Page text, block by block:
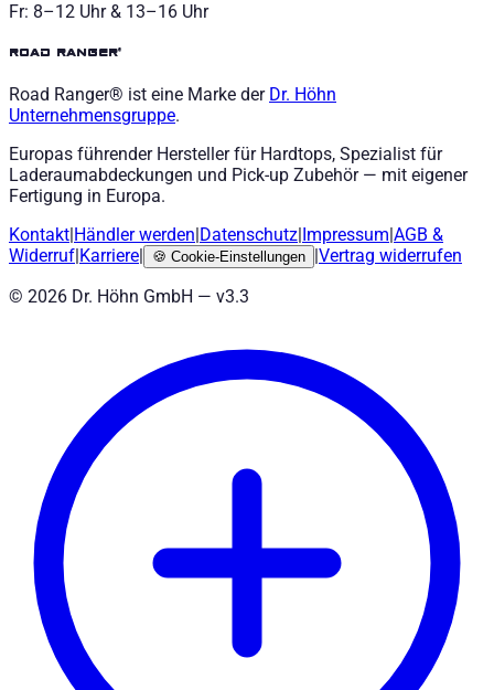
Fr: 8–12 Uhr & 13–16 Uhr
road ranger®
Road Ranger® ist eine Marke der Dr. Höhn
Unternehmensgruppe.
Europas führender Hersteller für Hardtops, Spezialist für
Laderaumabdeckungen und Pick-up Zubehör — mit eigener
Fertigung in Europa.
Kontakt Händler werden Datenschutz Impressum AGB &
Widerruf Karriere 🍪 Cookie-Einstellungen
Vertrag widerrufen
© 2026 Dr. Höhn GmbH — v3.3